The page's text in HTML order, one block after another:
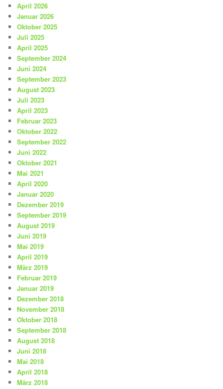
April 2026
Januar 2026
Oktober 2025
Juli 2025
April 2025
September 2024
Juni 2024
September 2023
August 2023
Juli 2023
April 2023
Februar 2023
Oktober 2022
September 2022
Juni 2022
Oktober 2021
Mai 2021
April 2020
Januar 2020
Dezember 2019
September 2019
August 2019
Juni 2019
Mai 2019
April 2019
März 2019
Februar 2019
Januar 2019
Dezember 2018
November 2018
Oktober 2018
September 2018
August 2018
Juni 2018
Mai 2018
April 2018
März 2018